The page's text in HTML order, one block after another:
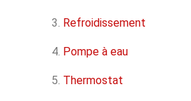
Refroidissement
Pompe à eau
Thermostat